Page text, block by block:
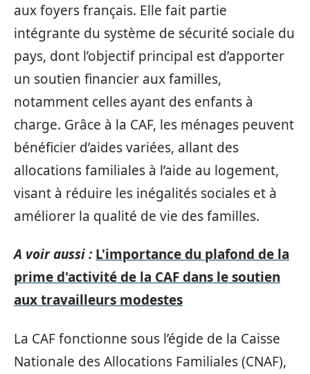
aux foyers français. Elle fait partie
intégrante du système de sécurité sociale du
pays, dont l’objectif principal est d’apporter
un soutien financier aux familles,
notamment celles ayant des enfants à
charge. Grâce à la CAF, les ménages peuvent
bénéficier d’aides variées, allant des
allocations familiales à l’aide au logement,
visant à réduire les inégalités sociales et à
améliorer la qualité de vie des familles.
A voir aussi : L'importance du plafond de la
prime d'activité de la CAF dans le soutien
aux travailleurs modestes
La CAF fonctionne sous l’égide de la Caisse
Nationale des Allocations Familiales (CNAF),